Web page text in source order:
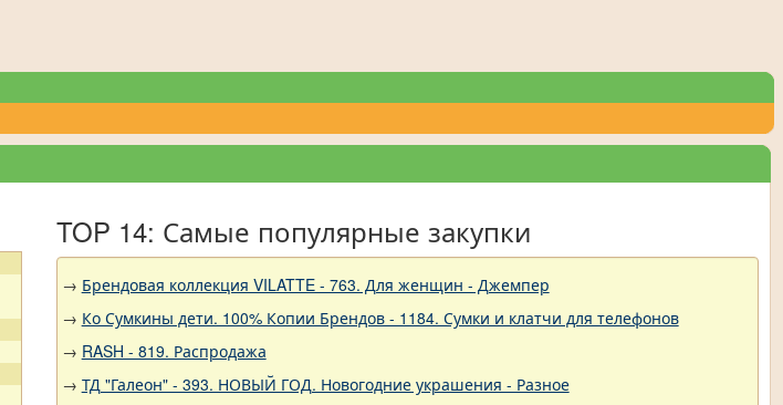
TOP 14: Самые популярные закупки
→ Брендовая коллекция VILATTE - 763. Для женщин - Джемпер
→ Ко Сумкины дети. 100% Копии Брендов - 1184. Сумки и клатчи для телефонов
→ RASH - 819. Распродажа
→ ТД "Галеон" - 393. НОВЫЙ ГОД. Новогодние украшения - Разное